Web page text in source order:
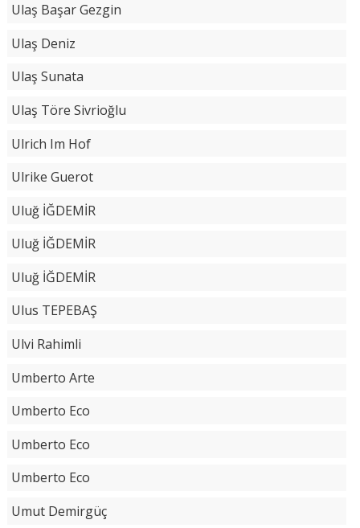
Ulaş Başar Gezgin
Ulaş Deniz
Ulaş Sunata
Ulaş Töre Sivrioğlu
Ulrich Im Hof
Ulrike Guerot
Uluğ İĞDEMİR
Uluğ İĞDEMİR
Uluğ İĞDEMİR
Ulus TEPEBAŞ
Ulvi Rahimli
Umberto Arte
Umberto Eco
Umberto Eco
Umberto Eco
Umut Demirgüç